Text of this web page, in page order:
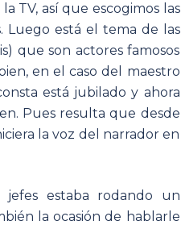
TV, así que escogimos las
Luego está el tema de las
que son actores famosos
en el caso del maestro
está jubilado y ahora
Pues resulta que desde
la voz del narrador en
estaba rodando un
la ocasión de hablarle